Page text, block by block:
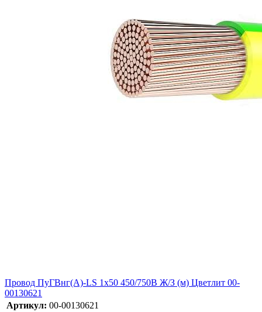
Провод ПуГВнг(А)-LS 1х50 450/750В Ж/З (м) Цветлит 00-
00130621
Артикул: 00-00130621